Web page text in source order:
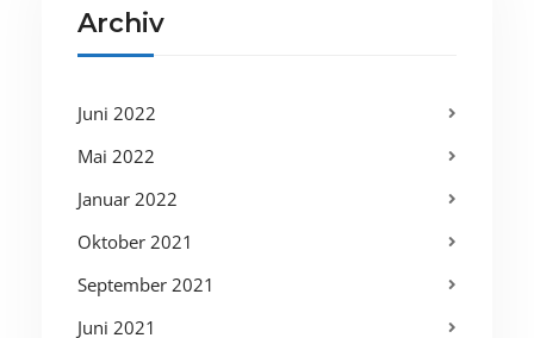
Archiv
Juni 2022
Mai 2022
Januar 2022
Oktober 2021
September 2021
Juni 2021